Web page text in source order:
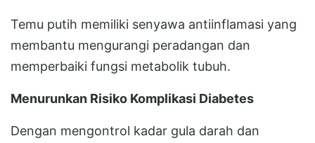
Temu putih memiliki senyawa antiinflamasi yang
membantu mengurangi peradangan dan
memperbaiki fungsi metabolik tubuh.
Menurunkan Risiko Komplikasi Diabetes
Dengan mengontrol kadar gula darah dan